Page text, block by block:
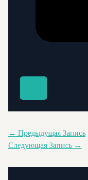
← Предыдущая Запись
Следующая Запись →